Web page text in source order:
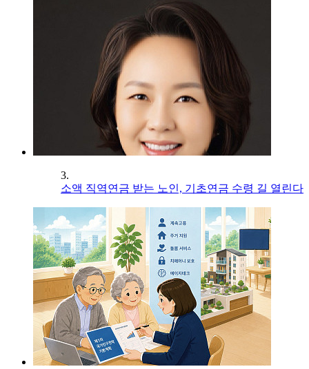
3.
소액 직역연금 받는 노인, 기초연금 수령 길 열린다